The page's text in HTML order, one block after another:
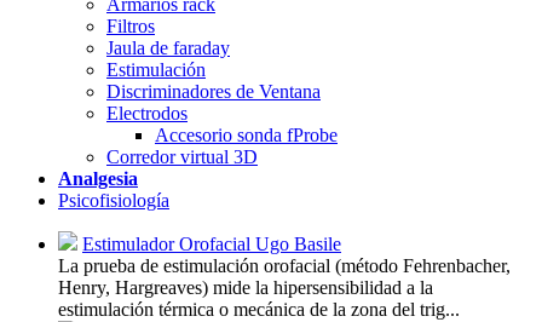
Armarios rack
Filtros
Jaula de faraday
Estimulación
Discriminadores de Ventana
Electrodos
Accesorio sonda fProbe
Corredor virtual 3D
Analgesia
Psicofisiología
Estimulador Orofacial Ugo Basile
La prueba de estimulación orofacial (método Fehrenbacher,
Henry, Hargreaves) mide la hipersensibilidad a la
estimulación térmica o mecánica de la zona del trig...